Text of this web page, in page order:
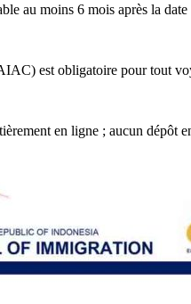
au moins 6 mois après la
est obligatoire pour tout
en ligne ; aucun dépôt